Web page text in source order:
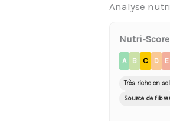
Analyse
Nutri-
A B C D E
Très riche en sel
Source de